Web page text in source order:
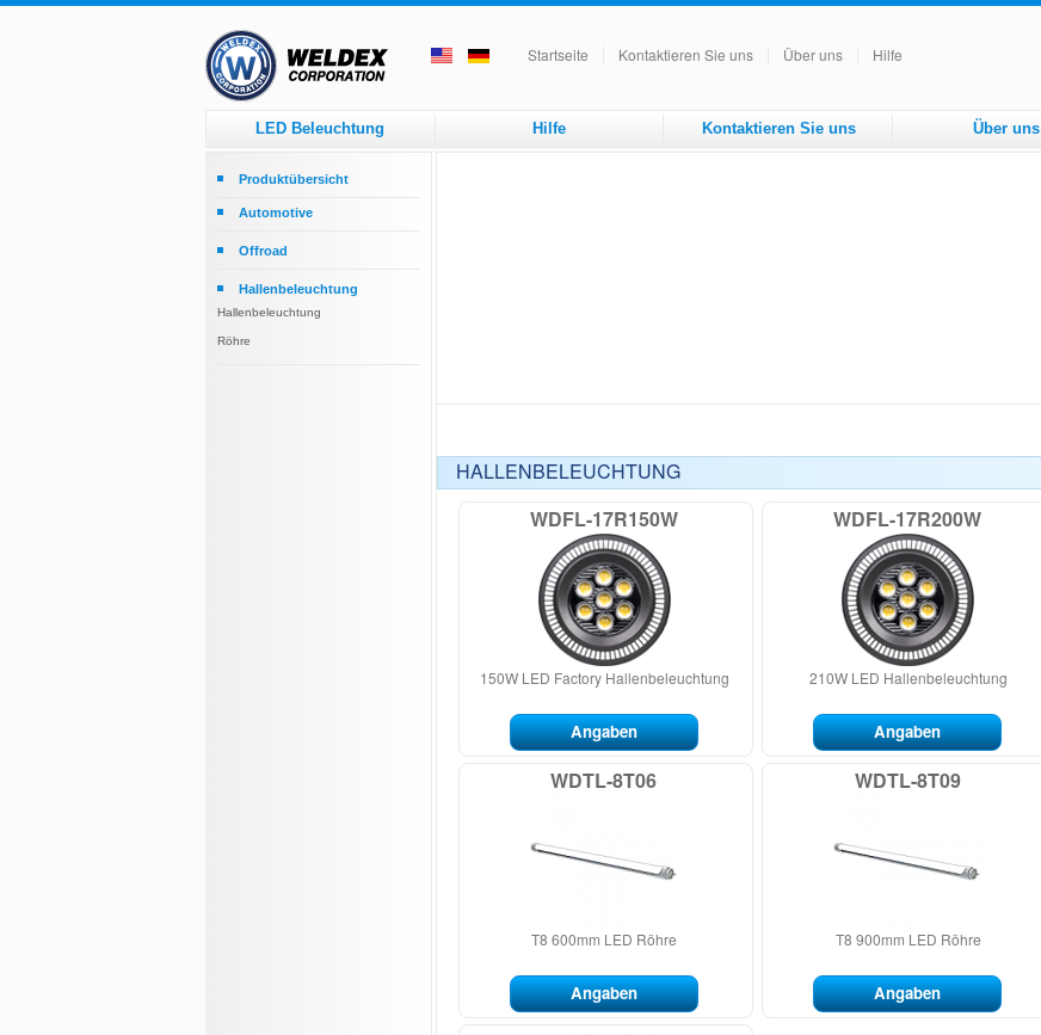
Startseite Kontaktieren Sie uns Über uns Hilfe
LED Beleuchtung Hilfe Kontaktieren Sie uns Über uns
Produktübersicht
Automotive
Arbeitsscheinwerfer
Offroad
Hallenbeleuchtung
Hallenbeleuchtung
Röhre
HALLENBELEUCHTUNG
WDFL-17R150W
150W LED Factory Hallenbeleuchtung
Angaben
WDFL-17R200W
210W LED Hallenbeleuchtung
Angaben
WDTL-8T06
T8 600mm LED Röhre
Angaben
WDTL-8T09
T8 900mm LED Röhre
Angaben